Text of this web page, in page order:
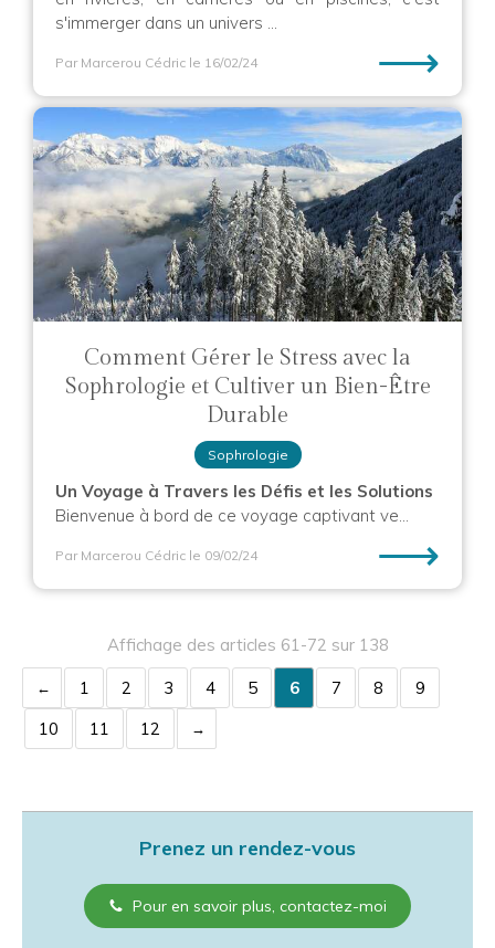
s'immerger dans un univers ...
Par Marcerou Cédric le 16/02/24 ⟶
Comment Gérer le Stress avec la
Sophrologie et Cultiver un Bien-Être
Durable
Sophrologie
Un Voyage à Travers les Défis et les Solutions
Bienvenue à bord de ce voyage captivant ve...
Par Marcerou Cédric le 09/02/24 ⟶
Affichage des articles 61-72 sur 138
1 2 3 4 5 6 7 8
9
10
11 12
Prenez un rendez-vous
Pour en savoir plus, contactez-moi